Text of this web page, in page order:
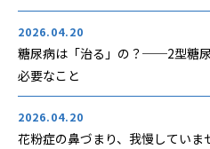
2026.04.20
糖尿病は「治る」の？──2型糖
必要なこと
2026.04.20
花粉症の鼻づまり、我慢してい